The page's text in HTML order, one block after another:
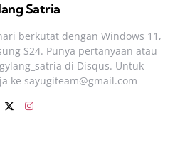
Satria
berkutat dengan Windows 11,
S24. Punya pertanyaan atau
di Disqus. Untuk
ke sayugiteam@gmail.com